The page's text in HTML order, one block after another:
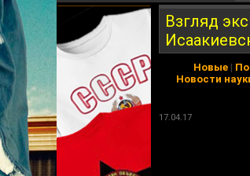
Взгляд
Новые |
Новости
17.04.17